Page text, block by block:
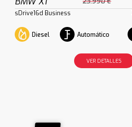
sDrive16d Business
Diesel Automático
VER DETALLES